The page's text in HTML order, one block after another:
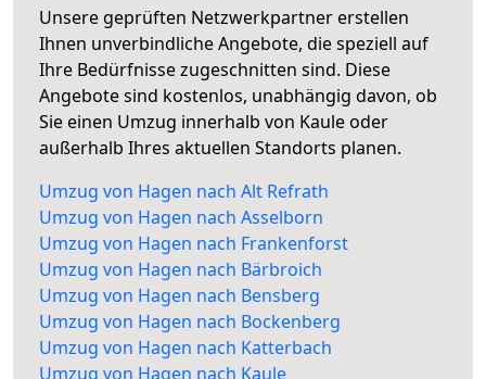
Unsere geprüften Netzwerkpartner erstellen
Ihnen unverbindliche Angebote, die speziell auf
Ihre Bedürfnisse zugeschnitten sind. Diese
Angebote sind kostenlos, unabhängig davon, ob
Sie einen Umzug innerhalb von Kaule oder
außerhalb Ihres aktuellen Standorts planen.
Umzug von Hagen nach Alt Refrath
Umzug von Hagen nach Asselborn
Umzug von Hagen nach Frankenforst
Umzug von Hagen nach Bärbroich
Umzug von Hagen nach Bensberg
Umzug von Hagen nach Bockenberg
Umzug von Hagen nach Katterbach
Umzug von Hagen nach Kaule